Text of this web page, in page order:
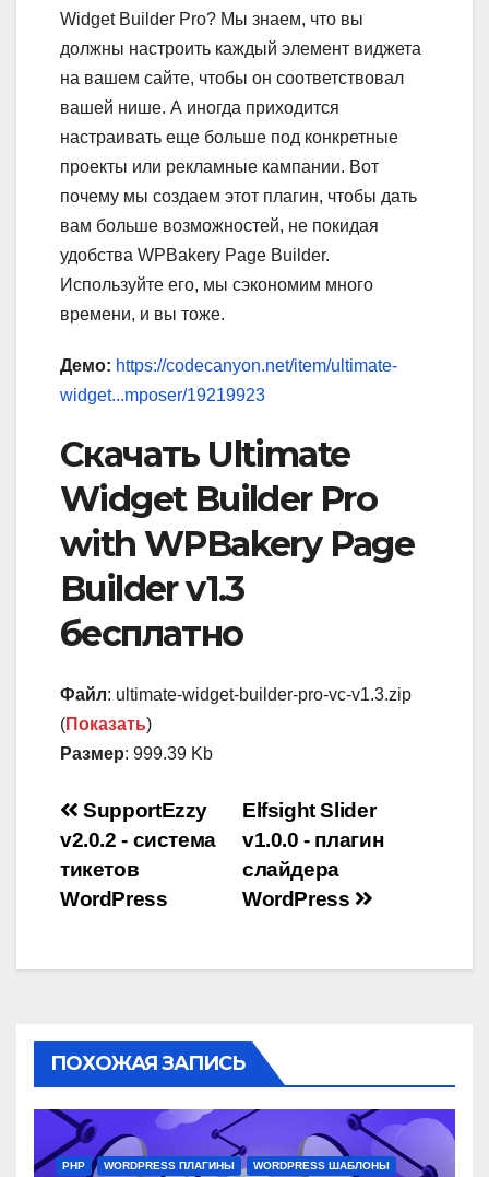
Widget Builder Pro? Мы знаем, что вы
должны настроить каждый элемент виджета
на вашем сайте, чтобы он соответствовал
вашей нише. А иногда приходится
настраивать еще больше под конкретные
проекты или рекламные кампании. Вот
почему мы создаем этот плагин, чтобы дать
вам больше возможностей, не покидая
удобства WPBakery Page Builder.
Используйте его, мы сэкономим много
времени, и вы тоже.
Демо: https://codecanyon.net/item/ultimate-
widget...mposer/19219923
Скачать Ultimate
Widget Builder Pro
with WPBakery Page
Builder v1.3
бесплатно
Файл: ultimate-widget-builder-pro-vc-v1.3.zip
(Показать)
Размер: 999.39 Kb
Навигация
по
записям
Elfsight Slider
v1.0.0 - плагин
слайдера
WordPress
SupportEzzy
v2.0.2 - система
тикетов
WordPress
ПОХОЖАЯ ЗАПИСЬ
PHP WORDPRESS ПЛАГИНЫ WORDPRESS ШАБЛОНЫ